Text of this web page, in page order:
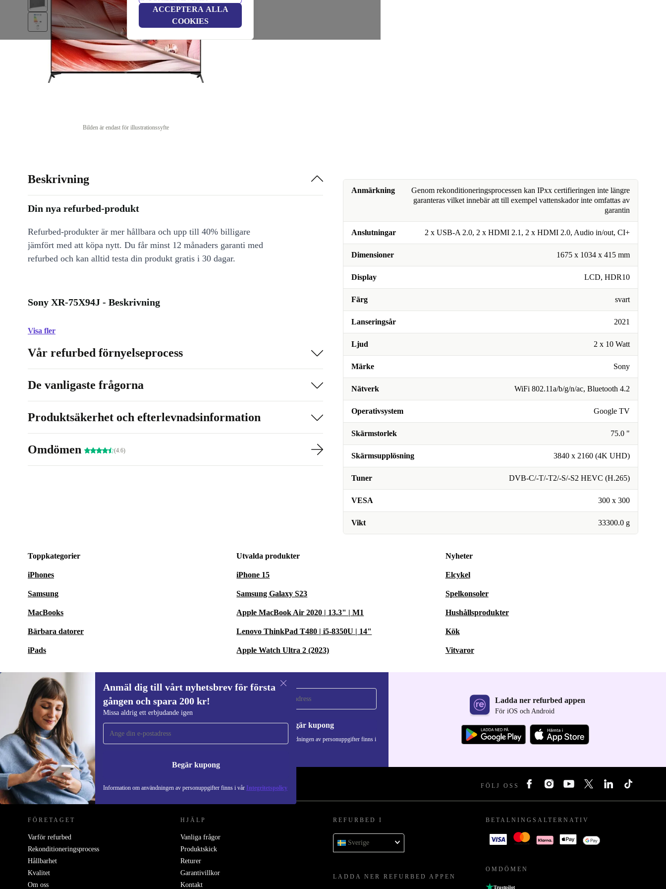
ACCEPTERA ALLA
COOKIES
Bilden är endast för illustrationssyfte
Anmärkning
Genom rekonditioneringsprocessen kan IPxx certifieringen inte längre
garanteras vilket innebär att till exempel vattenskador inte omfattas av
garantin
Anslutningar 2 x USB-A 2.0, 2 x HDMI 2.1, 2 x HDMI 2.0, Audio in/out, CI+
Dimensioner 1675 x 1034 x 415 mm
Display LCD, HDR10
Färg svart
Lanseringsår 2021
Ljud 2 x 10 Watt
Märke Sony
Nätverk WiFi 802.11a/b/g/n/ac, Bluetooth 4.2
Operativsystem Google TV
Skärmstorlek 75.0 "
Skärmsupplösning 3840 x 2160 (4K UHD)
Tuner DVB-C/-T/-T2/-S/-S2 HEVC (H.265)
VESA 300 x 300
Vikt 33300.0 g
Beskrivning
Din nya refurbed-produkt
Refurbed-produkter är mer hållbara och upp till 40% billigare
jämfört med att köpa nytt. Du får minst 12 månaders garanti med
refurbed och kan alltid testa din produkt gratis i 30 dagar.
Sony XR-75X94J - Beskrivning
Visa fler
Vår refurbed förnyelseprocess
De vanligaste frågorna
Produktsäkerhet och efterlevnadsinformation
Omdömen (4.6)
Toppkategorier
iPhones
Samsung
MacBooks
Bärbara datorer
iPads
Utvalda produkter
iPhone 15
Samsung Galaxy S23
Apple MacBook Air 2020 | 13.3" | M1
Lenovo ThinkPad T480 | i5-8350U | 14"
Apple Watch Ultra 2 (2023)
Nyheter
Elcykel
Spelkonsoler
Hushållsprodukter
Kök
Vitvaror
Anmäl dig till vårt nyhetsbrev för första
gången och spara 200 kr!
Missa aldrig ett erbjudande igen
Begär kupong
Information om användningen av personuppgifter finns i vår Integritetspolicy
Anmäl dig till vårt nyhetsbrev för första
gången och spara 200 kr!
Missa aldrig ett erbjudande igen.
Begär kupong
Information om användningen av personuppgifter finns i
Ladda ner refurbed appen
För iOS och Android
REFURBED SVERIGE - RETHINK NEW. FÖLJ OSS
FÖRETAGET
Varför refurbed
Rekonditioneringsprocess
Hållbarhet
Kvalitet
Om oss
HJÄLP
Vanliga frågor
Produktskick
Returer
Garantivillkor
Kontakt
REFURBED I
Sverige
LADDA NER REFURBED APPEN
BETALNINGSALTERNATIV
OMDÖMEN
Trustpilot